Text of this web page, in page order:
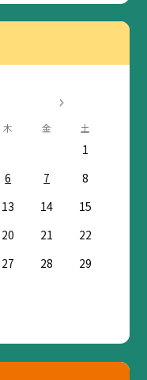
木 金 土
1
6 7
8
13 14
15
20 21
22
27 28
29